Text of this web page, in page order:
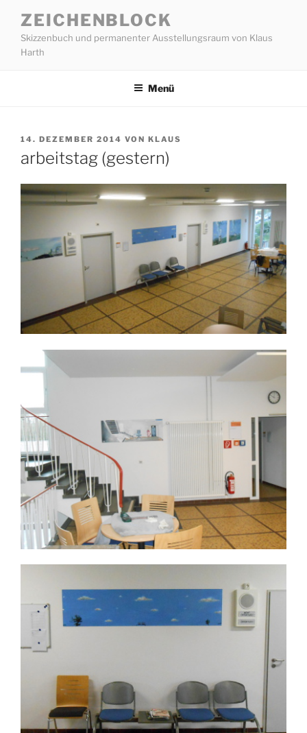
Inhalt
springen
ZEICHENBLOCK
Skizzenbuch und permanenter Ausstellungsraum von Klaus
Harth
Menü
VERÖFFENTLICHT
14. DEZEMBER 2014 VON KLAUS
arbeitstag (gestern)